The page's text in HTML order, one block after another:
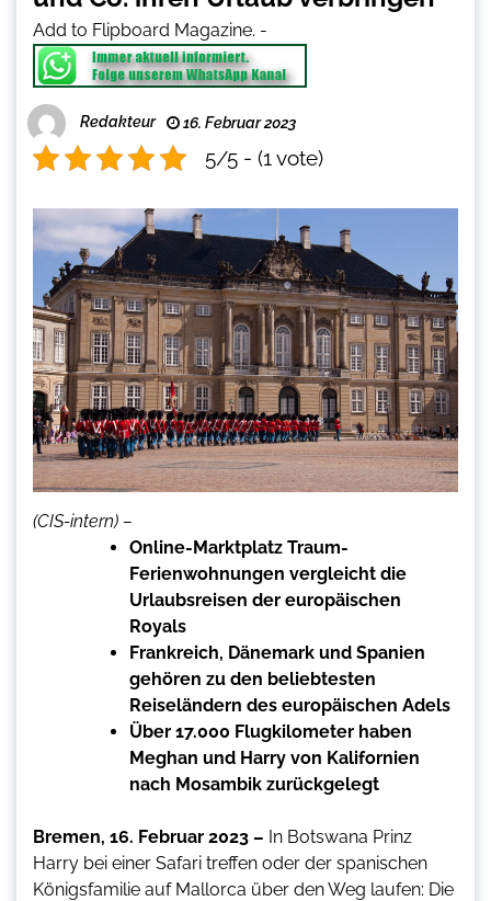
Add to Flipboard Magazine. -
Redakteur 16. Februar 2023
5/5 - (1 vote)
(CIS-intern) –
Online-Marktplatz Traum-
Ferienwohnungen vergleicht die
Urlaubsreisen der europäischen
Royals
Frankreich, Dänemark und Spanien
gehören zu den beliebtesten
Reiseländern des europäischen Adels
Über 17.000 Flugkilometer haben
Meghan und Harry von Kalifornien
nach Mosambik zurückgelegt
Bremen, 16. Februar 2023 – In Botswana Prinz
Harry bei einer Safari treffen oder der spanischen
Königsfamilie auf Mallorca über den Weg laufen: Die